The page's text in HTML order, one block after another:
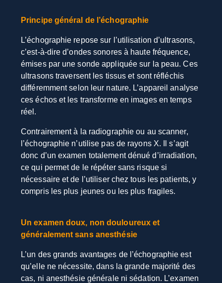
Principe général de l’échographie
L’échographie repose sur l’utilisation d’ultrasons,
c’est-à-dire d’ondes sonores à haute fréquence,
émises par une sonde appliquée sur la peau. Ces
ultrasons traversent les tissus et sont réfléchis
différemment selon leur nature. L’appareil analyse
ces échos et les transforme en images en temps
réel.
Contrairement à la radiographie ou au scanner,
l’échographie n’utilise pas de rayons X. Il s’agit
donc d’un examen totalement dénué d’irradiation,
ce qui permet de le répéter sans risque si
nécessaire et de l’utiliser chez tous les patients, y
compris les plus jeunes ou les plus fragiles.
Un examen doux, non douloureux et
généralement sans anesthésie
L’un des grands avantages de l’échographie est
qu’elle ne nécessite, dans la grande majorité des
cas, ni anesthésie générale ni sédation. L’examen